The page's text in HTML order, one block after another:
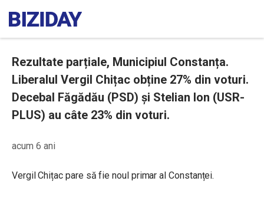
Rezultate parțiale, Municipiul Constanța.
Liberalul Vergil Chițac obține 27% din voturi.
Decebal Făgădău (PSD) și Stelian Ion (USR-
PLUS) au câte 23% din voturi.
acum 6 ani
Vergil Chițac pare să fie noul primar al Constanței.